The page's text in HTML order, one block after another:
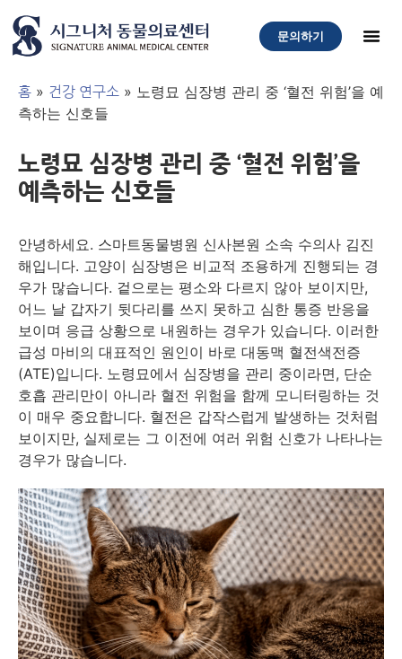
문의하기
홈 » 건강 연구소 » 노령묘 심장병 관리 중 ‘혈전 위험’을 예
측하는 신호들
노령묘 심장병 관리 중 ‘혈전 위험’을
예측하는 신호들
안녕하세요. 스마트동물병원 신사본원 소속 수의사 김진
해입니다. 고양이 심장병은 비교적 조용하게 진행되는 경
우가 많습니다. 겉으로는 평소와 다르지 않아 보이지만,
어느 날 갑자기 뒷다리를 쓰지 못하고 심한 통증 반응을
보이며 응급 상황으로 내원하는 경우가 있습니다. 이러한
급성 마비의 대표적인 원인이 바로 대동맥 혈전색전증
(ATE)입니다. 노령묘에서 심장병을 관리 중이라면, 단순
호흡 관리만이 아니라 혈전 위험을 함께 모니터링하는 것
이 매우 중요합니다. 혈전은 갑작스럽게 발생하는 것처럼
보이지만, 실제로는 그 이전에 여러 위험 신호가 나타나는
경우가 많습니다.